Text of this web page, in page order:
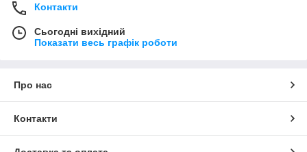
Контакти
Сьогодні вихідний
Показати весь графік роботи
Про нас
Контакти